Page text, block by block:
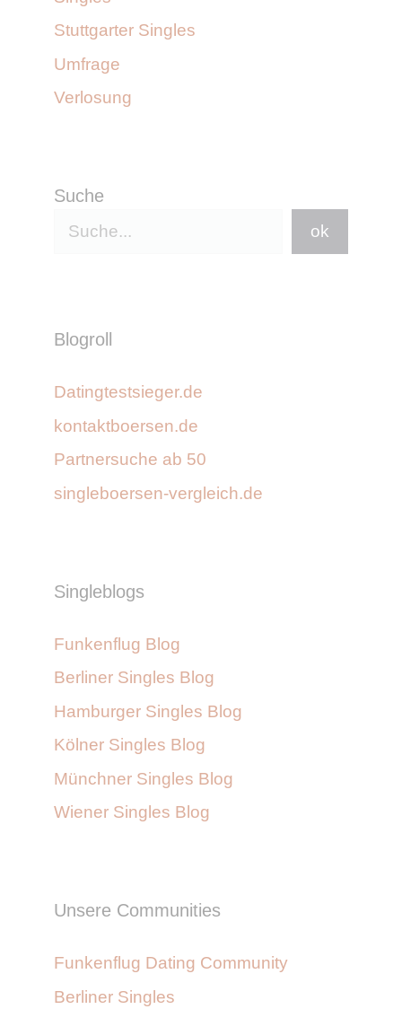
Stuttgarter Singles
Umfrage
Verlosung
Suche
ok
Blogroll
Datingtestsieger.de
kontaktboersen.de
Partnersuche ab 50
singleboersen-vergleich.de
Singleblogs
Funkenflug Blog
Berliner Singles Blog
Hamburger Singles Blog
Kölner Singles Blog
Münchner Singles Blog
Wiener Singles Blog
Unsere Communities
Funkenflug Dating Community
Berliner Singles